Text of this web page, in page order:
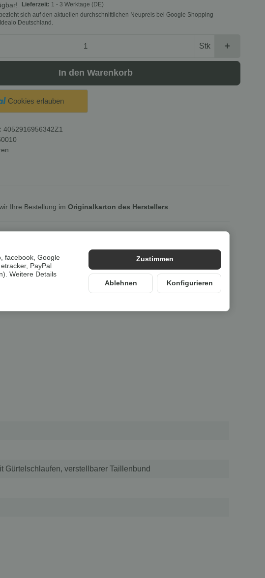
Lieferzeit: 1 - 3 Werktage (DE)
sich auf den aktuellen durchschnittlichen Neupreis bei Google Shopping
Deutschland.
Stk
In den Warenkorb
Cookies erlauben
4052916956342Z1
Ihre Bestellung im Originalkarton des Herstellers
Gürtelschlaufen, verstellbarer Taillenbund
Zustimmen
Ablehnen Konfigurieren
facebook, Google
PayPal
Weitere Details